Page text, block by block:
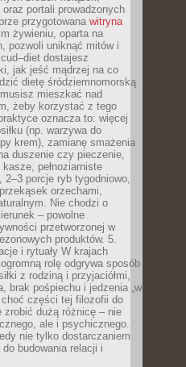
portali prowadzonych
przygotowana witryna
żywieniu, oparta na
pozwoli uniknąć mitów i
dostajesz
jak jeść mądrzej na co
dietę śródziemnomorską
mieszkać nad
żeby korzystać z tego
oznacza to: więcej
(np. warzywa do
krem), zamianę smażenia
duszenie czy pieczenie,
pełnoziarniste
2–3 porcje ryb tygodniowo,
orzechami,
Nie chodzi o
– powolne
przetworzonej w
produktów. 5.
i rytuały W krajach
rolę odgrywa sposób
z rodziną i przyjaciółmi,
brak pośpiechu i jedzenia „w
choć części tej filozofii do
zrobić dużą różnicę – nie
ale i psychicznego.
nie tylko dostarczaniem
budowania relacji i